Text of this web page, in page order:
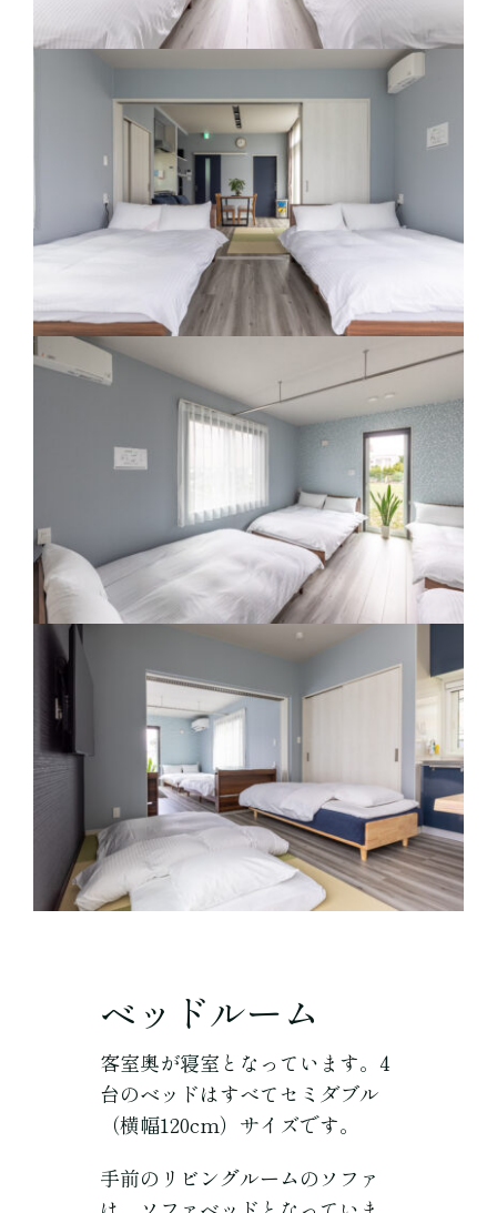
ベッドルーム
客室奥が寝室となっています。4
台のベッドはすべてセミダブル
（横幅120cm）サイズです。
手前のリビングルームのソファ